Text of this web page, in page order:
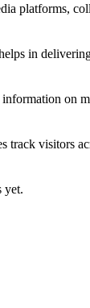
platforms,
in
on
visitors
yet.